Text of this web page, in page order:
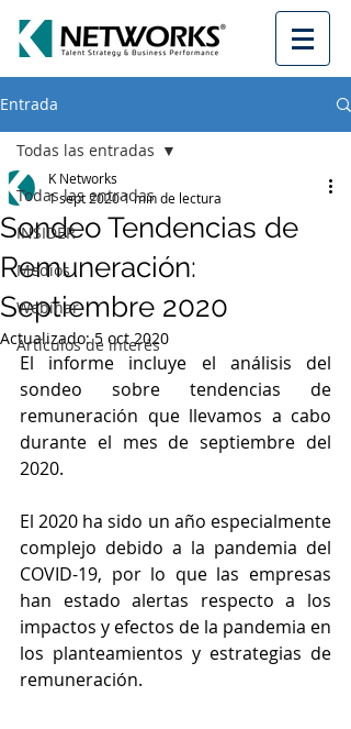
Entrada
Todas las entradas
INSIDER
Medios
Webinar
Artículos de interés
Todas las entradas
Sondeo Tendencias de
Remuneración:
Septiembre 2020
K Networks
1 sept 20201 min de lectura
Actualizado:5 oct 2020
El informe incluye el análisis del
sondeo sobre tendencias de
remuneración que llevamos a cabo
durante el mes de septiembre del
2020.
El 2020 ha sido un año especialmente
complejo debido a la pandemia del
COVID-19, por lo que las empresas
han estado alertas respecto a los
impactos y efectos de la pandemia en
los planteamientos y estrategias de
remuneración.